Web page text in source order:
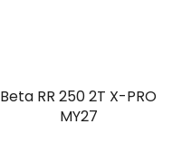
Beta RR 250 2T X-PRO
MY27